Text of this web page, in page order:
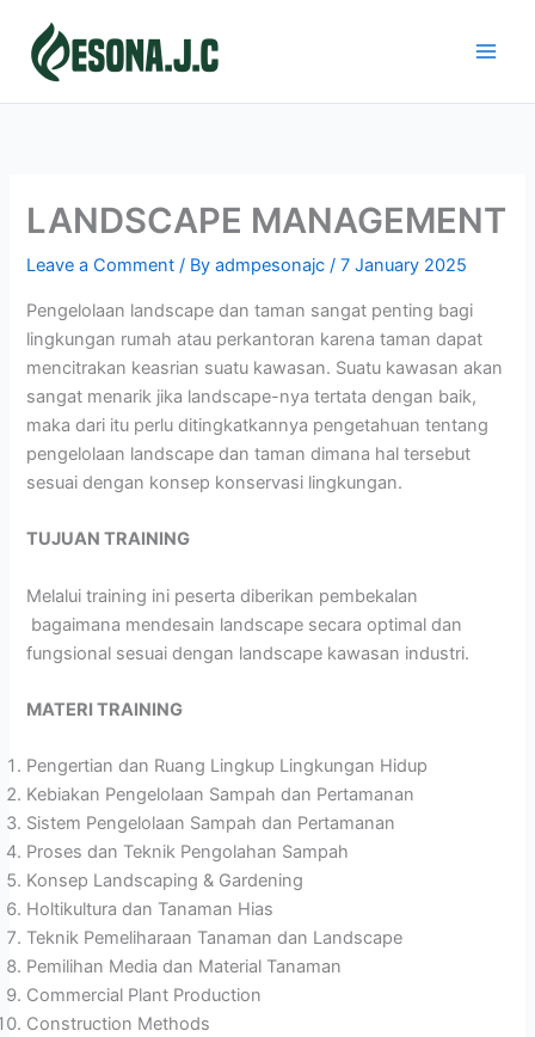
content
LANDSCAPE MANAGEMENT
Leave a Comment / Byadmpesonajc/7 January 2025
Pengelolaan landscape dan taman sangat penting bagi
lingkungan rumah atau perkantoran karena taman dapat
mencitrakan keasrian suatu kawasan. Suatu kawasan akan
sangat menarik jika landscape-nya tertata dengan baik,
maka dari itu perlu ditingkatkannya pengetahuan tentang
pengelolaan landscape dan taman dimana hal tersebut
sesuai dengan konsep konservasi lingkungan.
TUJUAN TRAINING
Melalui training ini peserta diberikan pembekalan
bagaimana mendesain landscape secara optimal dan
fungsional sesuai dengan landscape kawasan industri.
MATERI TRAINING
Pengertian dan Ruang Lingkup Lingkungan Hidup
Kebiakan Pengelolaan Sampah dan Pertamanan
Sistem Pengelolaan Sampah dan Pertamanan
Proses dan Teknik Pengolahan Sampah
Konsep Landscaping & Gardening
Holtikultura dan Tanaman Hias
Teknik Pemeliharaan Tanaman dan Landscape
Pemilihan Media dan Material Tanaman
Commercial Plant Production
Construction Methods